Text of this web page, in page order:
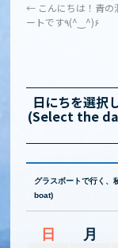
← こんにちは！青の
ートです٩(^‿^)۶
日にちを選択
(Select the
グラスボートで行く
boat)
日
月